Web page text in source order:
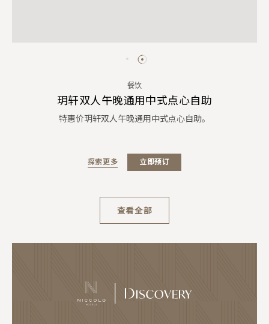
餐饮
玥轩双人午晚通用中式点心自助
特惠价玥轩双人午晚通用中式点心自助。
探索更多 立即预订
查看全部